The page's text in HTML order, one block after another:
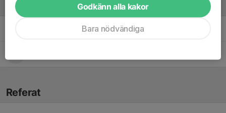
Ledare
Tränare
Referat
Godkänn alla kakor
Bara nödvändiga